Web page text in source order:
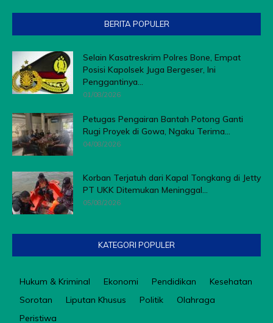
BERITA POPULER
Selain Kasatreskrim Polres Bone, Empat
Posisi Kapolsek Juga Bergeser, Ini
Penggantinya...
01/08/2026
Petugas Pengairan Bantah Potong Ganti
Rugi Proyek di Gowa, Ngaku Terima...
04/08/2026
Korban Terjatuh dari Kapal Tongkang di Jetty
PT UKK Ditemukan Meninggal...
05/08/2026
KATEGORI POPULER
Hukum & Kriminal Ekonomi Pendidikan
Kesehatan
Sorotan
Liputan Khusus Politik
Olahraga
Peristiwa